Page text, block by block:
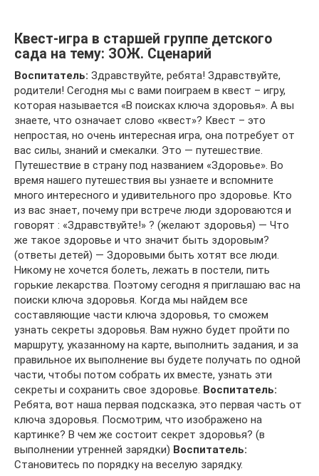
Квест-игра в старшей группе детского
сада на тему: ЗОЖ. Сценарий
Воспитатель: Здравствуйте, ребята! Здравствуйте,
родители! Сегодня мы с вами поиграем в квест – игру,
которая называется «В поисках ключа здоровья». А вы
знаете, что означает слово «квест»? Квест – это
непростая, но очень интересная игра, она потребует от
вас силы, знаний и смекалки. Это — путешествие.
Путешествие в страну под названием «Здоровье». Во
время нашего путешествия вы узнаете и вспомните
много интересного и удивительного про здоровье. Кто
из вас знает, почему при встрече люди здороваются и
говорят : «Здравствуйте!» ? (желают здоровья) — Что
же такое здоровье и что значит быть здоровым?
(ответы детей) — Здоровыми быть хотят все люди.
Никому не хочется болеть, лежать в постели, пить
горькие лекарства. Поэтому сегодня я приглашаю вас на
поиски ключа здоровья. Когда мы найдем все
составляющие части ключа здоровья, то сможем
узнать секреты здоровья. Вам нужно будет пройти по
маршруту, указанному на карте, выполнить задания, и за
правильное их выполнение вы будете получать по одной
части, чтобы потом собрать их вместе, узнать эти
секреты и сохранить свое здоровье. Воспитатель:
Ребята, вот наша первая подсказка, это первая часть от
ключа здоровья. Посмотрим, что изображено на
картинке? В чем же состоит секрет здоровья? (в
выполнении утренней зарядки) Воспитатель:
Становитесь по порядку на веселую зарядку.